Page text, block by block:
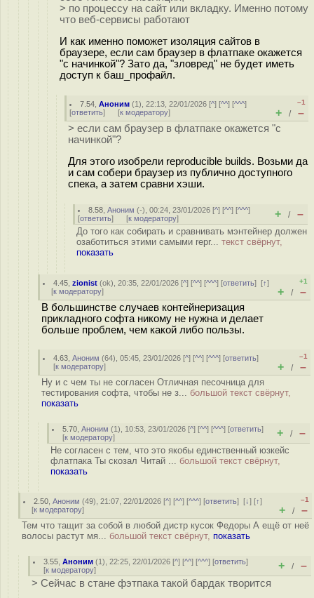
> по процессу на сайт или вкладку. Именно потому
что веб-сервисы работают
И как именно поможет изоляция сайтов в
браузере, если сам браузер в флатпаке окажется
"с начинкой"? Зато да, "зловред" не будет иметь
доступ к баш_профайл.
7.54 ,Аноним (1), 22:13, 22/01/2026 [^] [^^] [^^^]
[ответить] [к модератору]
–1
+ / –
> если сам браузер в флатпаке окажется "с
начинкой"?
Для этого изобрели reproducible builds. Возьми да
и сам собери браузер из публично доступного
спека, а затем сравни хэши.
8.58 ,Аноним (-), 00:24, 23/01/2026 [^] [^^] [^^^]
[ответить] [к модератору] + / –
До того как собирать и сравнивать мэнтейнер должен
озаботиться этими самыми repr... текст свёрнут,
показать
4.45 ,zionist (ok), 20:35, 22/01/2026 [^] [^^] [^^^] [ответить][↑]
[к модератору]
+1
+ / –
В большинстве случаев контейнеризация
прикладного софта никому не нужна и делает
больше проблем, чем какой либо пользы.
4.63 ,Аноним (64), 05:45, 23/01/2026 [^] [^^] [^^^] [ответить]
[к модератору]
–1
+ / –
Ну и с чем ты не согласен Отличная песочница для
тестирования софта, чтобы не з... большой текст свёрнут,
показать
5.70 ,Аноним (1), 10:53, 23/01/2026 [^] [^^] [^^^] [ответить]
[к модератору] + / –
Не согласен с тем, что это якобы единственный юзкейс
флатпака Ты скозал Читай ... большой текст свёрнут,
показать
2.50 ,Аноним (49), 21:07, 22/01/2026 [^] [^^] [^^^] [ответить][↓] [↑]
[к модератору]
–1
+ / –
Тем что тащит за собой в любой дистр кусок Федоры А ещё от неё
волосы растут мя... большой текст свёрнут, показать
3.55 ,Аноним (1), 22:25, 22/01/2026 [^] [^^] [^^^] [ответить]
[к модератору] + / –
> Сейчас в стане фэтпака такой бардак творится